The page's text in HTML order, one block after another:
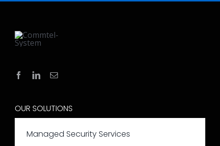
OUR SOLUTIONS
Managed Security Services